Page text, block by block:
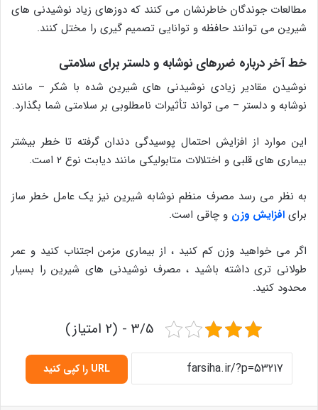
مطالعات جوندگان خاطرنشان می کنند که دوزهای زیاد نوشیدنی های
شیرین می توانند حافظه و توانایی تصمیم گیری را مختل کنند.
خط آخر درباره ضررهای نوشابه و دلستر برای سلامتی
نوشیدن مقادیر زیادی نوشیدنی های شیرین شده با شکر – مانند
نوشابه و دلستر – می تواند تأثیرات نامطلوبی بر سلامتی شما بگذارد.
این موارد از افزایش احتمال پوسیدگی دندان گرفته تا خطر بیشتر
بیماری های قلبی و اختلالات متابولیکی مانند دیابت نوع ۲ است.
به نظر می رسد مصرف منظم نوشابه شیرین نیز یک عامل خطر ساز
برای افزایش وزن و چاقی است.
اگر می خواهید وزن کم کنید ، از بیماری مزمن اجتناب کنید و عمر
طولانی تری داشته باشید ، مصرف نوشیدنی های شیرین را بسیار
محدود کنید.
3/5 - (2 امتیاز)
URL را کپی کنید